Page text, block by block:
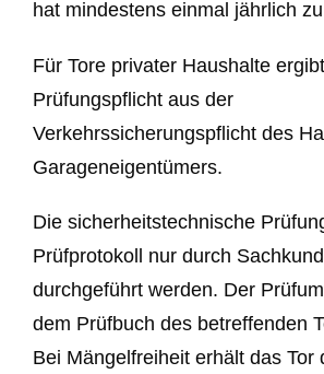
hat mindestens einmal jährlich
Für Tore privater Haushalte
Prüfungspflicht aus der
Verkehrssicherungspflicht des
Garageneigentümers.
Die sicherheitstechnische
Prüfprotokoll nur durch
durchgeführt werden. Der
dem Prüfbuch des betreffenden
Bei Mängelfreiheit erhält das Tor